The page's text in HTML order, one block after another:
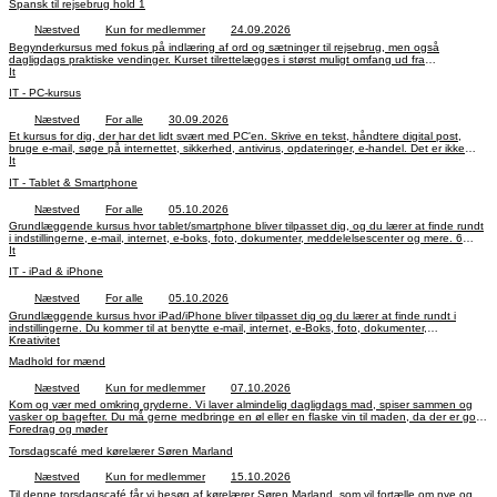
Spansk til rejsebrug hold 1
Næstved Kun for medlemmer
24.09.2026
Begynderkursus med fokus på indlæring af ord og sætninger til rejsebrug, men også
dagligdags praktiske vendinger. Kurset tilrettelægges i størst muligt omfang ud fra
deltagernes ønsker. Opbygning af grundlæggende spansk ordforråd med minimum indøvelse
It
IT - PC-kursus
Næstved For alle
30.09.2026
Et kursus for dig, der har det lidt svært med PC'en. Skrive en tekst, håndtere digital post,
bruge e-mail, søge på internettet, sikkerhed, antivirus, opdateringer, e-handel. Det er ikke
svært - du skal nok få det lært. 8 onsdage 30/9 til 18/11. Pris 250 kr. betales første
It
IT - Tablet & Smartphone
Næstved For alle
05.10.2026
Grundlæggende kursus hvor tablet/smartphone bliver tilpasset dig, og du lærer at finde rundt
i indstillingerne, e-mail, internet, e-boks, foto, dokumenter, meddelelsescenter og mere. 6
mandage 5/10 til 9/11. Pris 200 kr betales første dag.
It
IT - iPad & iPhone
Næstved For alle
05.10.2026
Grundlæggende kursus hvor iPad/iPhone bliver tilpasset dig og du lærer at finde rundt i
indstillingerne. Du kommer til at benytte e-mail, internet, e-Boks, foto, dokumenter,
Kreativitet
Madhold for mænd
Næstved Kun for medlemmer
07.10.2026
Kom og vær med omkring gryderne. Vi laver almindelig dagligdags mad, spiser sammen og
vasker op bagefter. Du må gerne medbringe en øl eller en flaske vin til maden, da der er god
tid til at hygge sig. Du skal betale Kr. 60,- til indkøb af råvarer per gang, som betales til
4496004. Anfør kode 390 og navn. Indtil 17. marts 2027.
Foredrag og møder
Torsdagscafé med kørelærer Søren Marland
Næstved Kun for medlemmer
15.10.2026
Til denne torsdagscafé får vi besøg af kørelærer Søren Marland, som vil fortælle om nye og